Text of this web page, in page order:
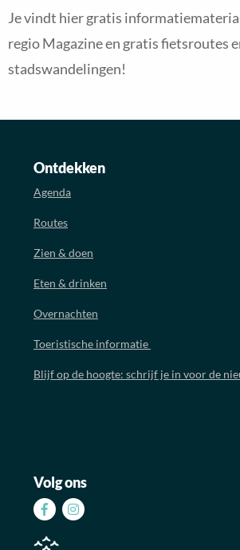
Je vindt hier gratis
regio Magazine en gratis fietsroutes
stadswandelingen!
Ontdekken
Agenda
Routes
Zien & doen
Eten & drinken
Overnachten
Toeristische informatie
Blijf op de hoogte: schrijf je in voor de
Volg ons
Volg
op
Volg